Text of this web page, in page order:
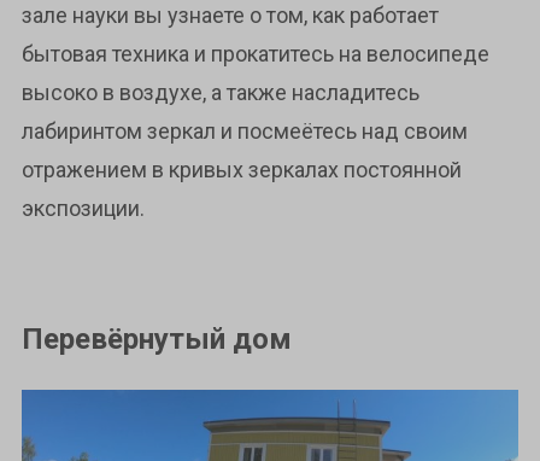
зале науки вы узнаете о том, как работает
бытовая техника и прокатитесь на велосипеде
высоко в воздухе, а также насладитесь
лабиринтом зеркал и посмеётесь над своим
отражением в кривых зеркалах постоянной
экспозиции.
Перевёрнутый дом